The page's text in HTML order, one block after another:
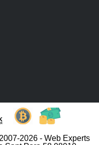
2026 - Web Experts